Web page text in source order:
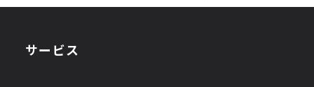
サービス